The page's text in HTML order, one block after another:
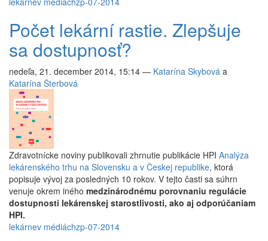
Počet lekární rastie. Zlepšuje
sa dostupnosť?
nedeľa, 21. december 2014, 15:14 — Katarína Skybová a
Katarína Šterbová
Zdravotnícke noviny publikovali zhrnutie publikácie HPI Analýza
lekárenského trhu na Slovensku a v Českej republike, ktorá
popisuje vývoj za posledných 10 rokov. V tejto časti sa súhrn
venuje okrem iného medzinárodnému porovnaniu regulácie
dostupnosti lekárenskej starostlivosti, ako aj odporúčaniam
HPI.
lekárnev médiáchzp-07-2014